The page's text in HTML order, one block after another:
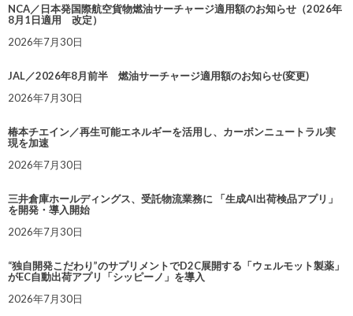
NCA／日本発国際航空貨物燃油サーチャージ適用額のお知らせ（2026年
8月1日適用 改定）
2026年7月30日
JAL／2026年8月前半 燃油サーチャージ適用額のお知らせ(変更)
2026年7月30日
椿本チエイン／再生可能エネルギーを活用し、カーボンニュートラル実
現を加速
2026年7月30日
三井倉庫ホールディングス、受託物流業務に 「生成AI出荷検品アプリ」
を開発・導入開始
2026年7月30日
“独自開発こだわり”のサプリメントでD2C展開する「ウェルモット製薬」
がEC自動出荷アプリ「シッピーノ」を導入
2026年7月30日